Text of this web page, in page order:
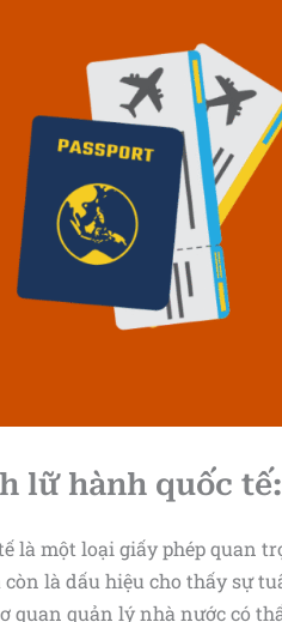
lữ hành quốc
là một loại giấy phép quan
là dấu hiệu cho thấy sự
quan quản lý nhà nước có